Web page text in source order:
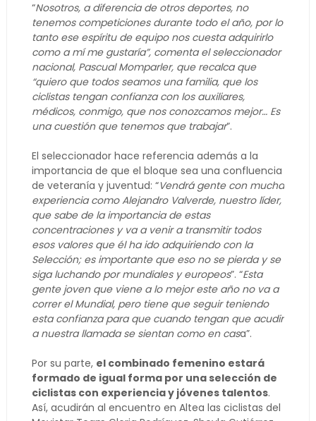
“Nosotros, a diferencia de otros deportes, no
tenemos competiciones durante todo el año, por lo
tanto ese espíritu de equipo nos cuesta adquirirlo
como a mí me gustaría”, comenta el seleccionador
nacional, Pascual Momparler, que recalca que
“quiero que todos seamos una familia, que los
ciclistas tengan confianza con los auxiliares,
médicos, conmigo, que nos conozcamos mejor… Es
una cuestión que tenemos que trabajar”.
El seleccionador hace referencia además a la
importancia de que el bloque sea una confluencia
de veteranía y juventud: “Vendrá gente con mucha
experiencia como Alejandro Valverde, nuestro líder,
que sabe de la importancia de estas
concentraciones y va a venir a transmitir todos
esos valores que él ha ido adquiriendo con la
Selección; es importante que eso no se pierda y se
siga luchando por mundiales y europeos”. “Esta
gente joven que viene a lo mejor este año no va a
correr el Mundial, pero tiene que seguir teniendo
esta confianza para que cuando tengan que acudir
a nuestra llamada se sientan como en casa”.
Por su parte, el combinado femenino estará
formado de igual forma por una selección de
ciclistas con experiencia y jóvenes talentos.
Así, acudirán al encuentro en Altea las ciclistas del